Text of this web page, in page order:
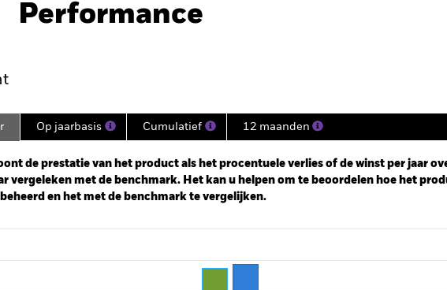
Performance
to 2026-07-31 00:00:00.
Op jaarbasis Cumulatief 12 maanden
de prestatie van het product als het procentuele verlies of de winst per jaar
vergeleken met de benchmark. Het kan u helpen om te beoordelen hoe het
en het met de benchmark te vergelijken.
data series.
Y axis displaying Values. Range: 0 to 16.